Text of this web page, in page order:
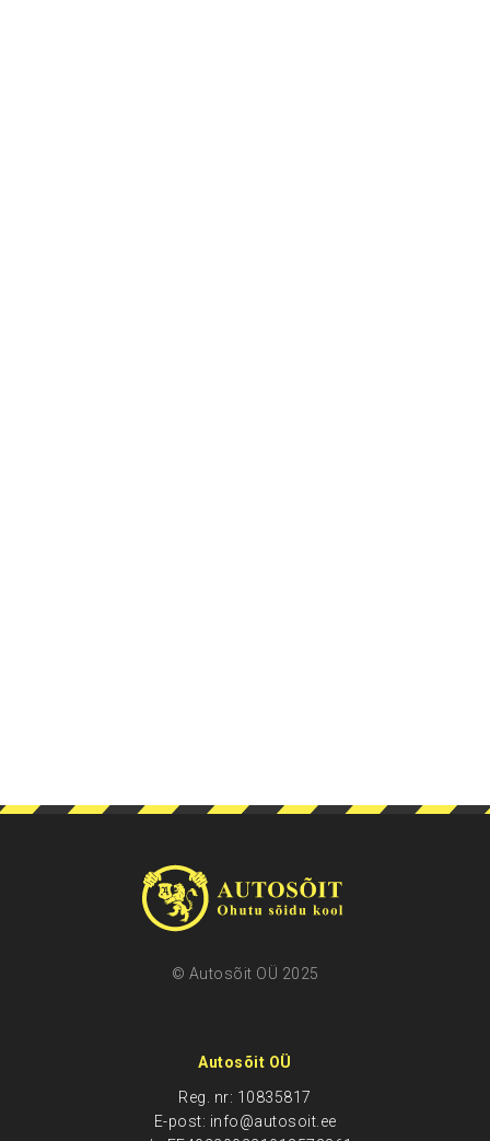
© Autosõit OÜ 2025
Autosõit OÜ
Reg. nr: 10835817
E-post: info@autosoit.ee